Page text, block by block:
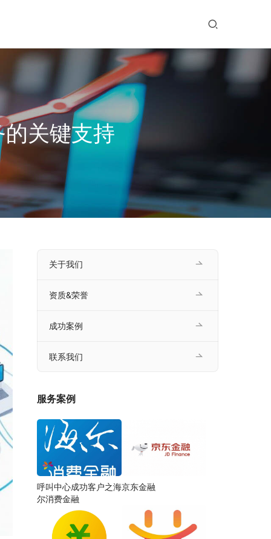
关键支持
关于我们
资质&荣誉
成功案例
联系我们
服务案例
呼叫中心成功客户之海
尔消费金融
京东金融